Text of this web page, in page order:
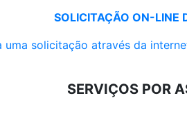
SOLICITAÇÃO ON-LINE
uma solicitação através da
SERVIÇOS POR